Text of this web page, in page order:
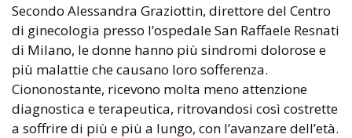
Secondo Alessandra Graziottin, direttore del Centro
di ginecologia presso l’ospedale San Raffaele Resnati
di Milano, le donne hanno più sindromi dolorose e
più malattie che causano loro sofferenza.
Ciononostante, ricevono molta meno attenzione
diagnostica e terapeutica, ritrovandosi così costrette
a soffrire di più e più a lungo, con l’avanzare dell’età.